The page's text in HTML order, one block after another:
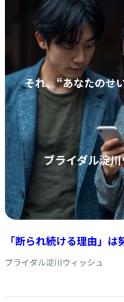
「断られ続ける理由」
ブライダル淀川ウィッシュ